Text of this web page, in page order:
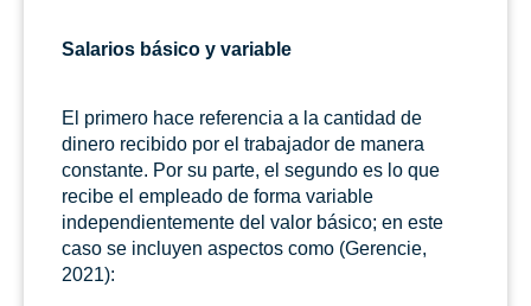
Salarios básico y variable
El primero hace referencia a la cantidad de
dinero recibido por el trabajador de manera
constante. Por su parte, el segundo es lo que
recibe el empleado de forma variable
independientemente del valor básico; en este
caso se incluyen aspectos como (Gerencie,
2021):